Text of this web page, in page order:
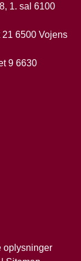
1. sal 6100
6500 Vojens
9 6630
oplysninger